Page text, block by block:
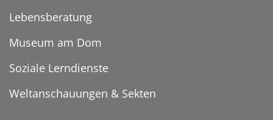
Lebensberatung
Museum am Dom
Soziale Lerndienste
Weltanschauungen & Sekten